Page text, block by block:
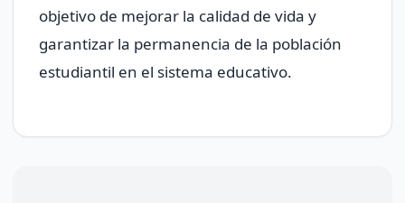
objetivo de mejorar la calidad de vida y
garantizar la permanencia de la población
estudiantil en el sistema educativo.